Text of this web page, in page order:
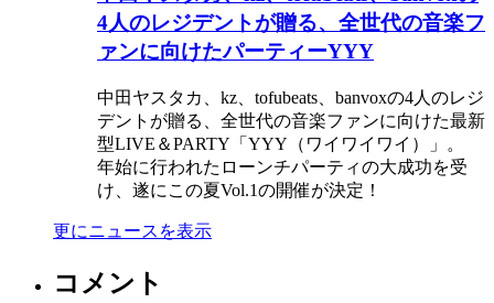
4人のレジデントが贈る、全世代の音楽フ
ァンに向けたパーティーYYY
中田ヤスタカ、kz、tofubeats、banvoxの4人のレジ
デントが贈る、全世代の音楽ファンに向けた最新
型LIVE＆PARTY「YYY（ワイワイワイ）」。
年始に行われたローンチパーティの大成功を受
け、遂にこの夏Vol.1の開催が決定！
更にニュースを表示
コメント